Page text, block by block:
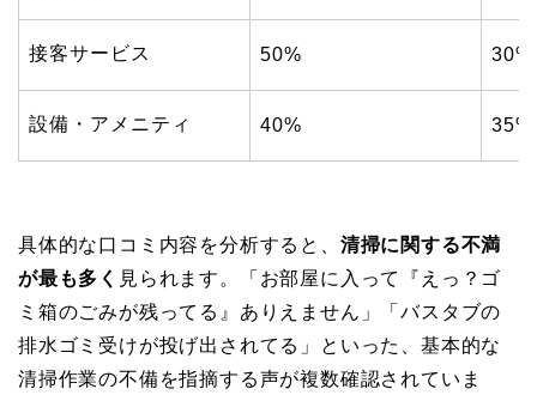
接客サービス 50% 30%
設備・アメニティ 40% 35%
具体的な口コミ内容を分析すると、 清掃に関する不満
が最も多く 見られます。「お部屋に入って『えっ？ゴ
ミ箱のごみが残ってる』ありえません」「バスタブの
排水ゴミ受けが投げ出されてる」といった、基本的な
清掃作業の不備を指摘する声が複数確認されていま